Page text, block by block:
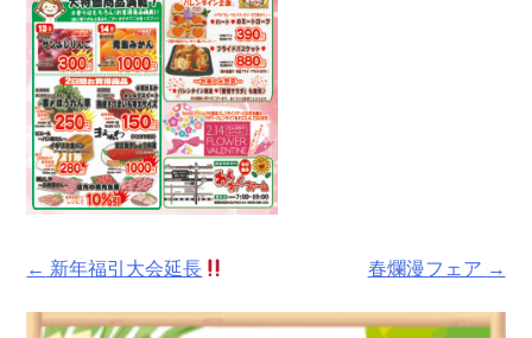
Post
← 新年福引大会延長 春爛漫フェア →